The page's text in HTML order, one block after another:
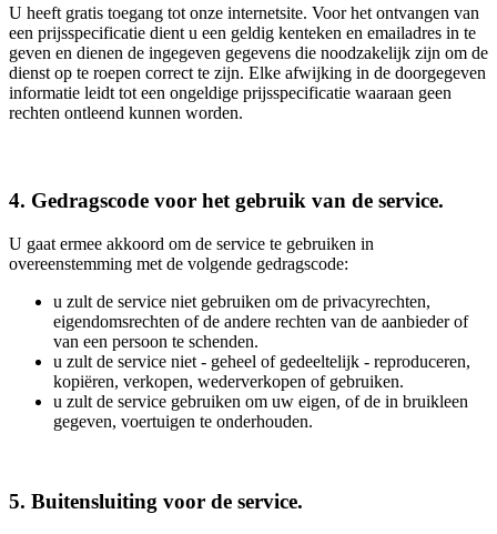
U heeft gratis toegang tot onze internetsite. Voor het ontvangen van
een prijsspecificatie dient u een geldig kenteken en emailadres in te
geven en dienen de ingegeven gegevens die noodzakelijk zijn om de
dienst op te roepen correct te zijn. Elke afwijking in de doorgegeven
informatie leidt tot een ongeldige prijsspecificatie waaraan geen
rechten ontleend kunnen worden.
4. Gedragscode voor het gebruik van de service.
U gaat ermee akkoord om de service te gebruiken in
overeenstemming met de volgende gedragscode:
u zult de service niet gebruiken om de privacyrechten,
eigendomsrechten of de andere rechten van de aanbieder of
van een persoon te schenden.
u zult de service niet - geheel of gedeeltelijk - reproduceren,
kopiëren, verkopen, wederverkopen of gebruiken.
u zult de service gebruiken om uw eigen, of de in bruikleen
gegeven, voertuigen te onderhouden.
5. Buitensluiting voor de service.